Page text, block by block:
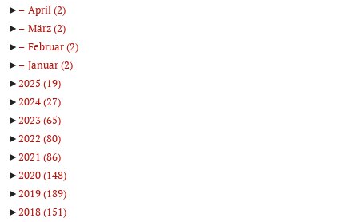
►
April(2)
►
März(2)
►
Februar(2)
►
Januar(2)
►2025 (19)
►2024(27)
►2023(65)
►2022 (80)
►2021 (86)
►2020(148)
►2019(189)
►2018(151)